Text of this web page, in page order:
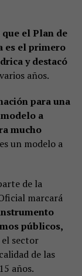
el Plan de
es el primero
y destacó
años.
para una
a
mucho
un modelo a
de la
marcará
públicos,
el sector
de las
años.